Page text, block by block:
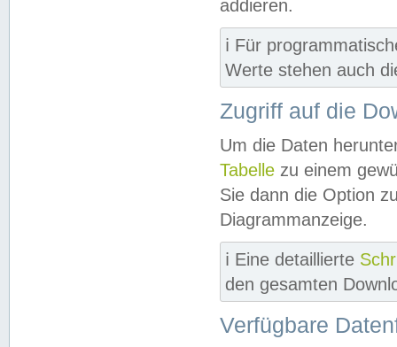
addieren.
ℹ️ Für
Werte stehen auch
Zugriff auf die
Um die Daten
Tabelle zu einem
Sie dann die Option
Diagrammanzeige.
ℹ️ Eine detaillierte
den gesamten
Verfügbare